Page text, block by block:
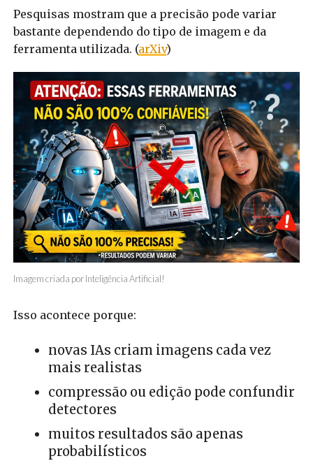
Pesquisas mostram que a precisão pode variar
bastante dependendo do tipo de imagem e da
ferramenta utilizada. (arXiv)
Imagem criada por Inteligência Artificial!
Isso acontece porque:
novas IAs criam imagens cada vez
mais realistas
compressão ou edição pode confundir
detectores
muitos resultados são apenas
probabilísticos